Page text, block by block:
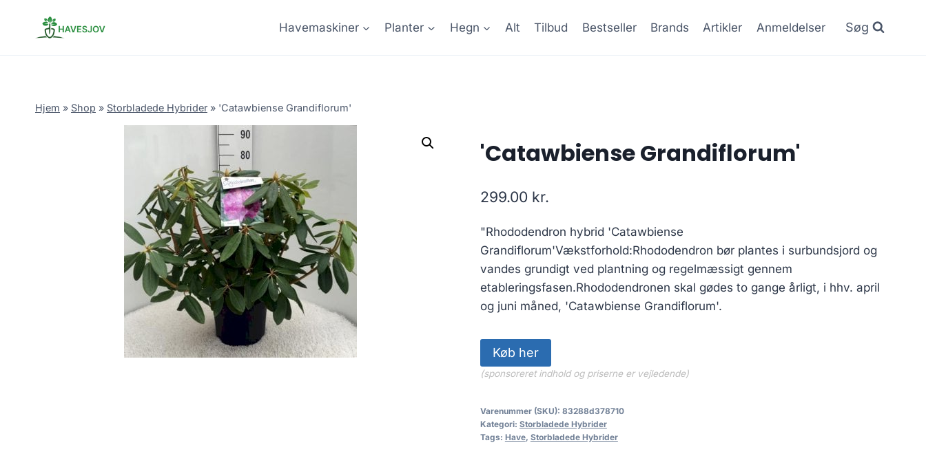
Havemaskiner Planter Hegn Alt Tilbud Bestseller Brands Artikler Anmeldelser Søg
Hjem » Shop » Storbladede Hybrider » 'Catawbiense Grandiflorum'
'Catawbiense Grandiflorum'
299.00 kr.
"Rhododendron hybrid 'Catawbiense
Grandiflorum'Vækstforhold:Rhododendron bør plantes i surbundsjord og
vandes grundigt ved plantning og regelmæssigt gennem
etableringsfasen.Rhododendronen skal gødes to gange årligt, i hhv. april
og juni måned, 'Catawbiense Grandiflorum'.
Køb her
(sponsoreret indhold og priserne er vejledende)
Varenummer (SKU): 83288d378710
Kategori: Storbladede Hybrider
Tags: Have, Storbladede Hybrider